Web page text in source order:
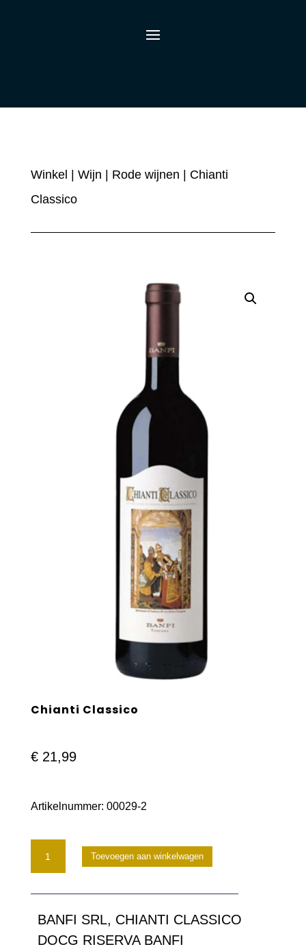
Winkel Wijn Rode wijnen | Chianti
Classico
Chianti Classico
€21,99
Artikelnummer: 00029-2
Chianti
Classico
Toevoegen aan winkelwagen
BANFI SRL, CHIANTI CLASSICO
DOCG RISERVA BANFI